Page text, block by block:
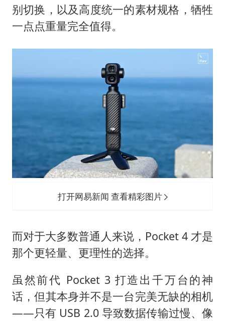
别切换，以及高度统一的素材规格，牺牲
一点点重量完全值得。
打开网易新闻 查看精彩图片
而对于大多数普通人来说，Pocket 4 才是
那个更轻量、更理性的选择。
虽然前代 Pocket 3 打造出千万台的神
话，但其本身并不是一台完美无缺的相机
——只有 USB 2.0 导致数据传输过慢、像